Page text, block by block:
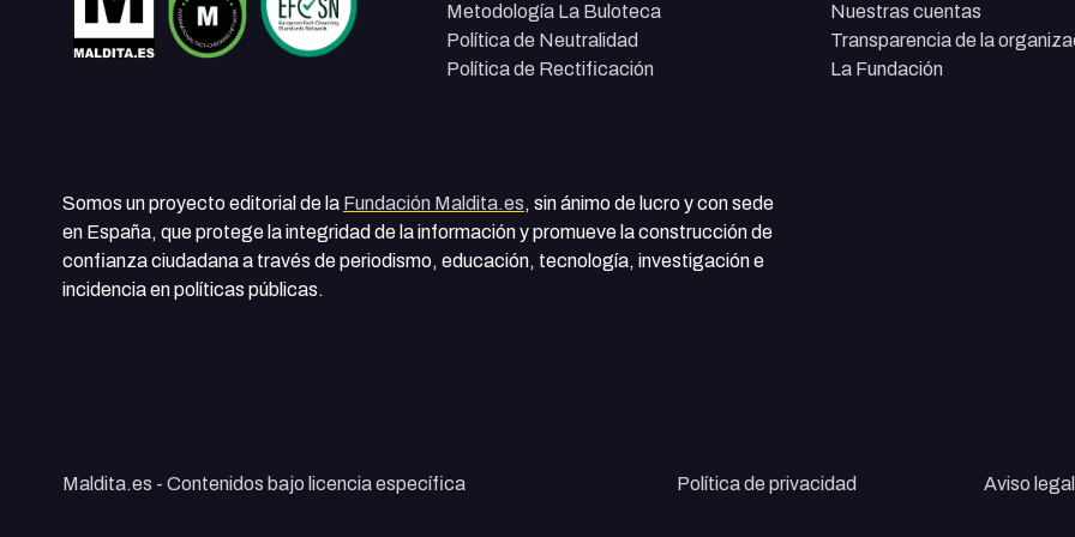
Metodología La Buloteca
Política de Neutralidad
Política de Rectificación
Nuestras cuentas
Transparencia de la
La Fundación
Somos un proyecto editorial de la Fundación Maldita.es, sin ánimo de lucro y con sede
en España, que protege la integridad de la información y promueve la construcción de
confianza ciudadana a través de periodismo, educación, tecnología, investigación e
incidencia en políticas públicas.
Maldita.es - Contenidos bajo licencia específica Política de privacidad Aviso legal